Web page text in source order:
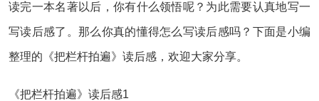
读完一本名著以后，你有什么领悟呢？为此需要认真地写一
写读后感了。那么你真的懂得怎么写读后感吗？下面是小编
整理的《把栏杆拍遍》读后感，欢迎大家分享。
《把栏杆拍遍》读后感1